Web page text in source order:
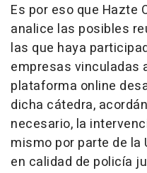
Es por eso que Hazte
analice las posibles
las que haya
empresas vinculadas
plataforma online
dicha cátedra,
necesario, la
mismo por parte de la
en calidad de policía